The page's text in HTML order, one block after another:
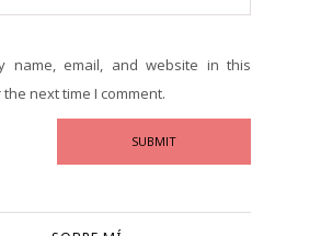
name, email, and website in this
next time I comment.